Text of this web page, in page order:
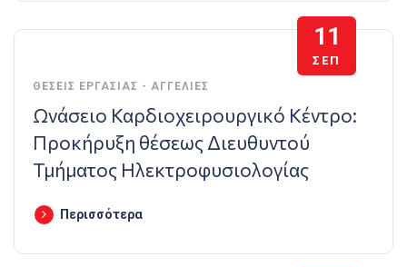
11
ΣΕΠ
ΘΈΣΕΙΣ ΕΡΓΑΣΊΑΣ - ΑΓΓΕΛΊΕΣ
Ωνάσειο Καρδιοχειρουργικό Κέντρo:
Προκήρυξη θέσεως Διευθυντού
Τμήματος Ηλεκτροφυσιολογίας
Περισσότερα